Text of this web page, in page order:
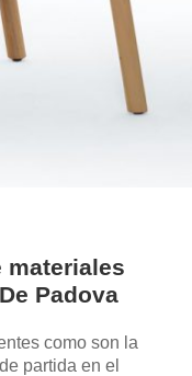
materiales
Padova
como son la
partida en el